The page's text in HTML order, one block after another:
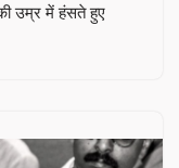
उम्र में हंसते हुए